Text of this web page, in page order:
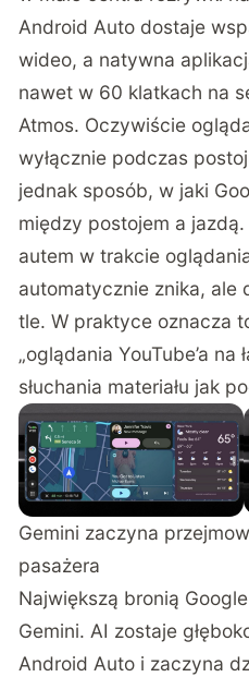
Android Auto dostaje
wideo, a natywna
nawet w 60 klatkach na
Atmos. Oczywiście
wyłącznie podczas
jednak sposób, w jaki
między postojem a
autem w trakcie
automatycznie znika, ale
tle. W praktyce oznacza
„oglądania YouTube’a na
słuchania materiału jak
Gemini zaczyna
pasażera
Największą bronią
Gemini. AI zostaje
Android Auto i zaczyna